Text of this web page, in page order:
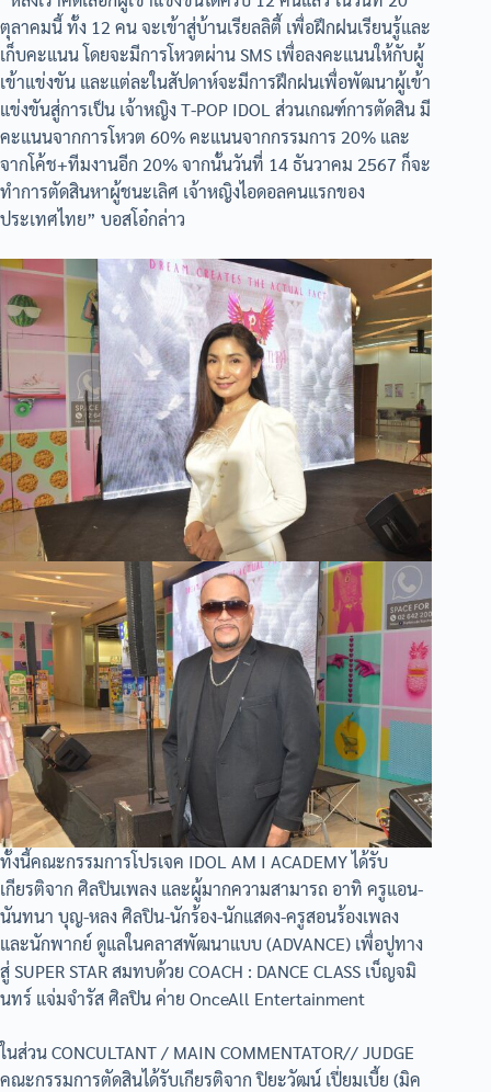
ตุลาคมนี้ ทั้ง 12 คน จะเข้าสู่บ้านเรียลลิตี้ เพื่อฝึกฝนเรียนรู้และ
เก็บคะแนน โดยจะมีการโหวตผ่าน SMS เพื่อลงคะแนนให้กับผู้
เข้าแข่งขัน และแต่ละในสัปดาห์จะมีการฝึกฝนเพื่อพัฒนาผู้เข้า
แข่งขันสู่การเป็น เจ้าหญิง T-POP IDOL ส่วนเกณฑ์การตัดสิน มี
คะแนนจากการโหวต 60% คะแนนจากกรรมการ 20% และ
จากโค้ช+ทีมงานอีก 20% จากนั้นวันที่ 14 ธันวาคม 2567 ก็จะ
ทำการตัดสินหาผู้ชนะเลิศ เจ้าหญิงไอดอลคนแรกของ
ประเทศไทย” บอสโอ๋กล่าว
ทั้งนี้คณะกรรมการโปรเจค IDOL AM I ACADEMY ได้รับ
เกียรติจาก ศิลปินเพลง และผู้มากความสามารถ อาทิ ครูแอน-
นันทนา บุญ-หลง ศิลปิน-นักร้อง-นักแสดง-ครูสอนร้องเพลง
และนักพากย์ ดูแลในคลาสพัฒนาแบบ (ADVANCE) เพื่อปูทาง
สู่ SUPER STAR สมทบด้วย COACH : DANCE CLASS เบ็ญจมิ
นทร์ แจ่มจำรัส ศิลปิน ค่าย OnceAll Entertainment
ในส่วน CONCULTANT / MAIN COMMENTATOR// JUDGE
คณะกรรมการตัดสินได้รับเกียรติจาก ปิยะวัฒน์ เปี่ยมเบี้ย (มิค